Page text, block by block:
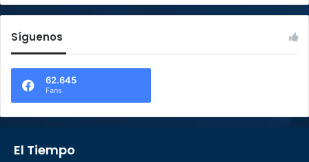
Síguenos
62.645
Fans
El Tiempo